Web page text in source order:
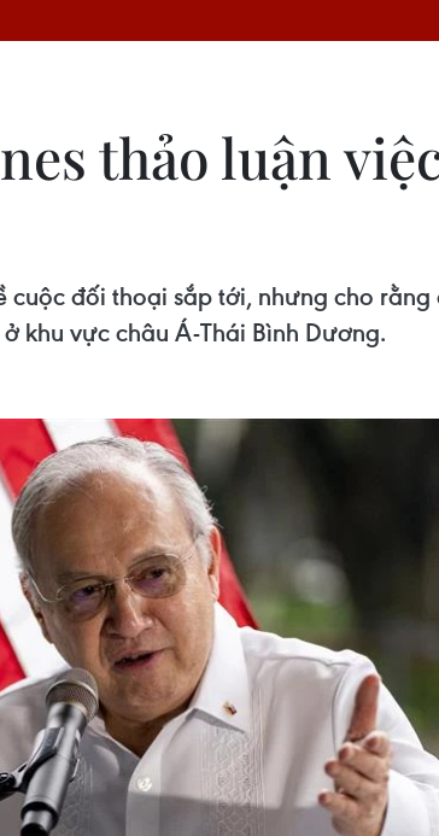
thảo luận
đối thoại sắp tới, nhưng cho
khu vực châu Á-Thái Bình Dương.